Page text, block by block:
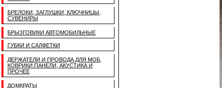
БРЕЛОКИ, ЗАГЛУШКИ, КЛЮЧНИЦЫ,
СУВЕНИРЫ
БРЫЗГОВИКИ АВТОМОБИЛЬНЫЕ
ГУБКИ И САЛФЕТКИ
ДЕРЖАТЕЛИ И ПРОВОДА ДЛЯ МОБ,
КОВРИКИ ПАНЕЛИ, АКУСТИКА И
ПРОЧЕЕ
ДОМКРАТЫ